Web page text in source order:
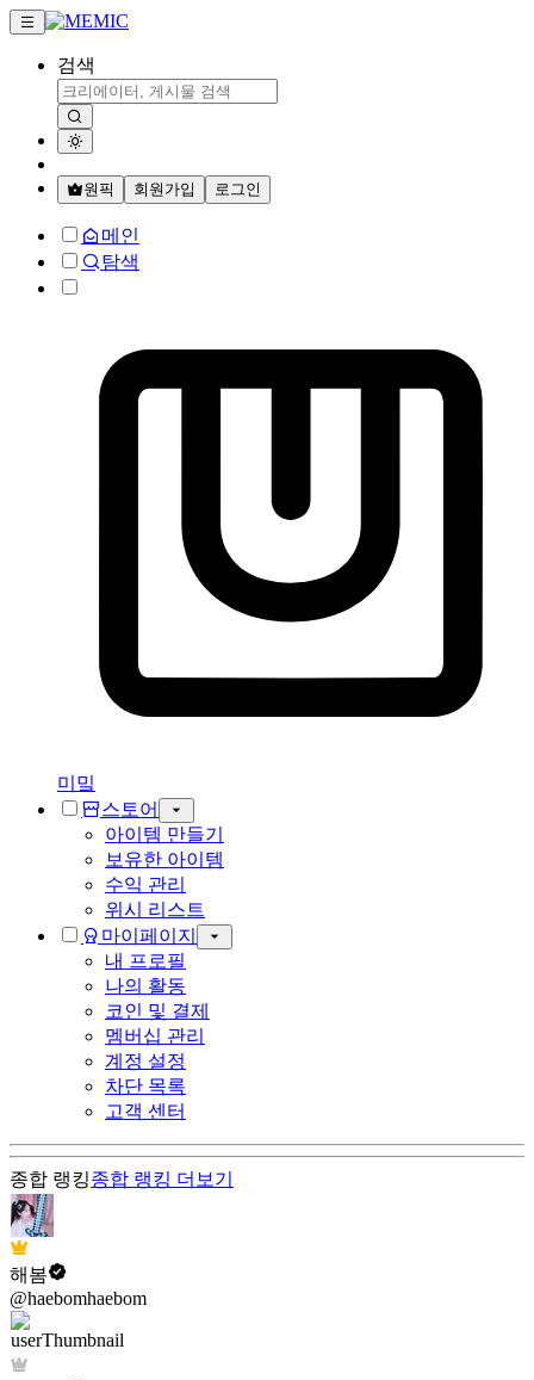
검색
원픽 회원가입 로그인
메인
탐색
미밐
스토어
아이템 만들기
보유한 아이템
수익 관리
위시 리스트
마이페이지
내 프로필
나의 활동
코인 및 결제
멤버십 관리
계정 설정
차단 목록
고객 센터
종합 랭킹종합 랭킹 더보기
해봄
@haebomhaebom